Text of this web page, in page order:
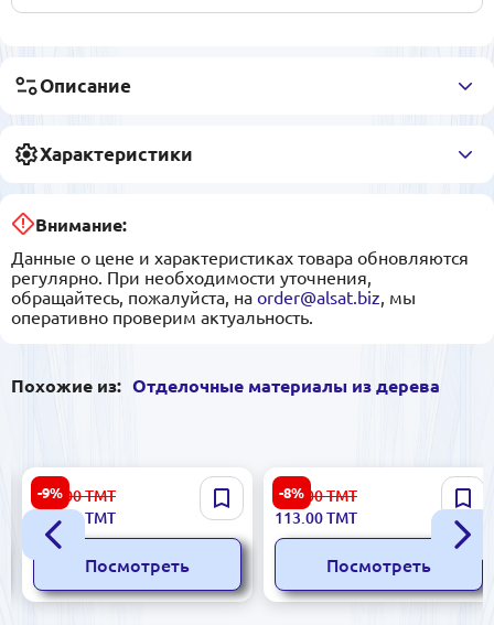
Описание
Характеристики
Внимание:
Данные о цене и характеристиках товара обновляются
регулярно. При необходимости уточнения,
обращайтесь, пожалуйста, на order@alsat.biz , мы
оперативно проверим актуальность.
Похожие из: Отделочные материалы из дерева
-9%
Camsan Original ZUMRUT |
Ламинат 8 мм
176.00ТМТ
160.00ТМТ
Посмотреть
-8%
Decor Master 100 DC 01 |
Плинтус MDF Премиум
Класса
124.00ТМТ
113.00ТМТ
Посмотреть